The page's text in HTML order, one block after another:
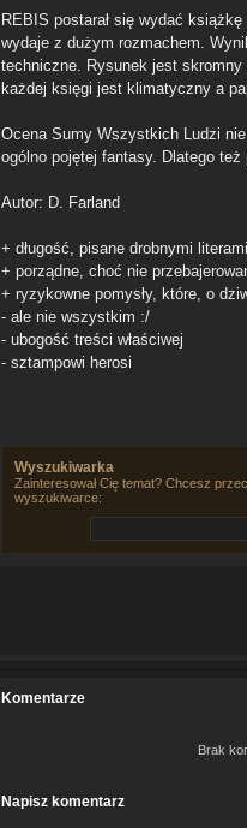
REBIS postarał się wydać
wydaje z dużym rozmachem.
techniczne. Rysunek jest
każdej księgi jest klimatyczny a
Ocena Sumy Wszystkich Ludzi
ogólno pojętej fantasy. Dlatego
Autor: D. Farland
+ długość, pisane drobnymi literami
+ porządne, choć nie
+ ryzykowne pomysły, które, o
- ale nie wszystkim :/
- ubogość treści właściwej
- sztampowi herosi
Wyszukiwarka
Zainteresował Cię temat? Chcesz
wyszukiwarce:
Komentarze
Brak
Napisz komentarz